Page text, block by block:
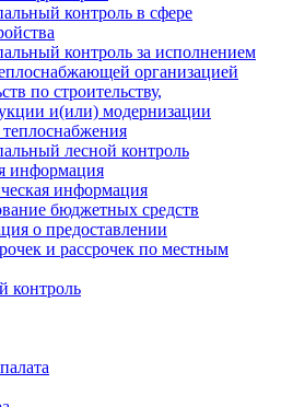
контроль в сфере
контроль за исполнением
организацией
по строительству,
и(или) модернизации
теплоснабжения
лесной контроль
информация
информация
бюджетных средств
о предоставлении
и рассрочек по местным
контроль